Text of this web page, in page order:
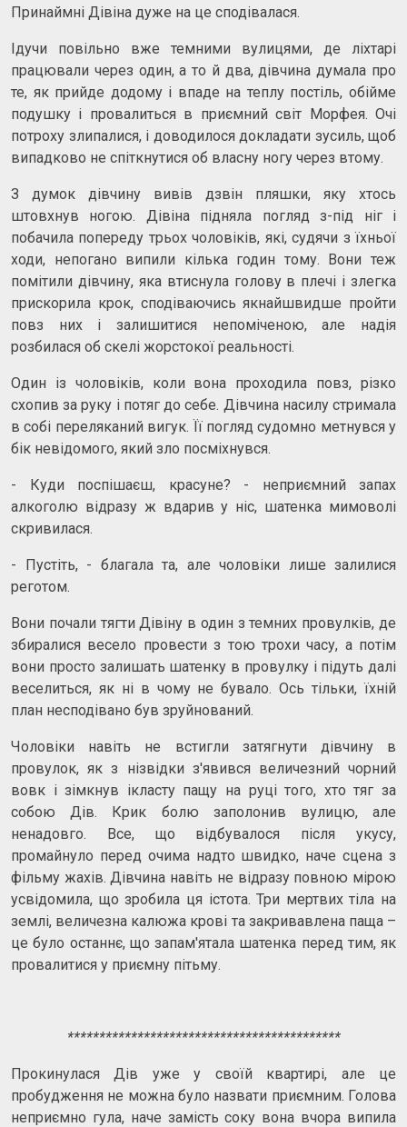
Принаймні Дівіна дуже на це сподівалася.
Ідучи повільно вже темними вулицями, де ліхтарі
працювали через один, а то й два, дівчина думала про
те, як прийде додому і впаде на теплу постіль, обійме
подушку і провалиться в приємний світ Морфея. Очі
потроху злипалися, і доводилося докладати зусиль, щоб
випадково не спіткнутися об власну ногу через втому.
З думок дівчину вивів дзвін пляшки, яку хтось
штовхнув ногою. Дівіна підняла погляд з-під ніг і
побачила попереду трьох чоловіків, які, судячи з їхньої
ходи, непогано випили кілька годин тому. Вони теж
помітили дівчину, яка втиснула голову в плечі і злегка
прискорила крок, сподіваючись якнайшвидше пройти
повз них і залишитися непоміченою, але надія
розбилася об скелі жорстокої реальності.
Один із чоловіків, коли вона проходила повз, різко
схопив за руку і потяг до себе. Дівчина насилу стримала
в собі переляканий вигук. Її погляд судомно метнувся у
бік невідомого, який зло посміхнувся.
- Куди поспішаєш, красуне? - неприємний запах
алкоголю відразу ж вдарив у ніс, шатенка мимоволі
скривилася.
- Пустіть, - благала та, але чоловіки лише залилися
реготом.
Вони почали тягти Дівіну в один з темних провулків, де
збиралися весело провести з тою трохи часу, а потім
вони просто залишать шатенку в провулку і підуть далі
веселиться, як ні в чому не бувало. Ось тільки, їхній
план несподівано був зруйнований.
Чоловіки навіть не встигли затягнути дівчину в
провулок, як з нізвідки з'явився величезний чорний
вовк і зімкнув ікласту пащу на руці того, хто тяг за
собою Дів. Крик болю заполонив вулицю, але
ненадовго. Все, що відбувалося після укусу,
промайнуло перед очима надто швидко, наче сцена з
фільму жахів. Дівчина навіть не відразу повною мірою
усвідомила, що зробила ця істота. Три мертвих тіла на
землі, величезна калюжа крові та закривавлена ​​паща –
це було останнє, що запам'ятала шатенка перед тим, як
провалитися у приємну пітьму.
*******************************************
Прокинулася Дів уже у своїй квартирі, але це
пробудження не можна було назвати приємним. Голова
неприємно гула, наче замість соку вона вчора випила